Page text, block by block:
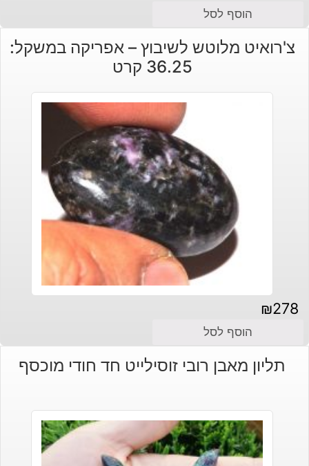
הוסף לסל
צ'רואיט מלוטש לשיבוץ – אפריקה במשקל:
36.25 קרט
₪278
הוסף לסל
תליון מאבן רובי זוסילייט חד חודי מוכסף